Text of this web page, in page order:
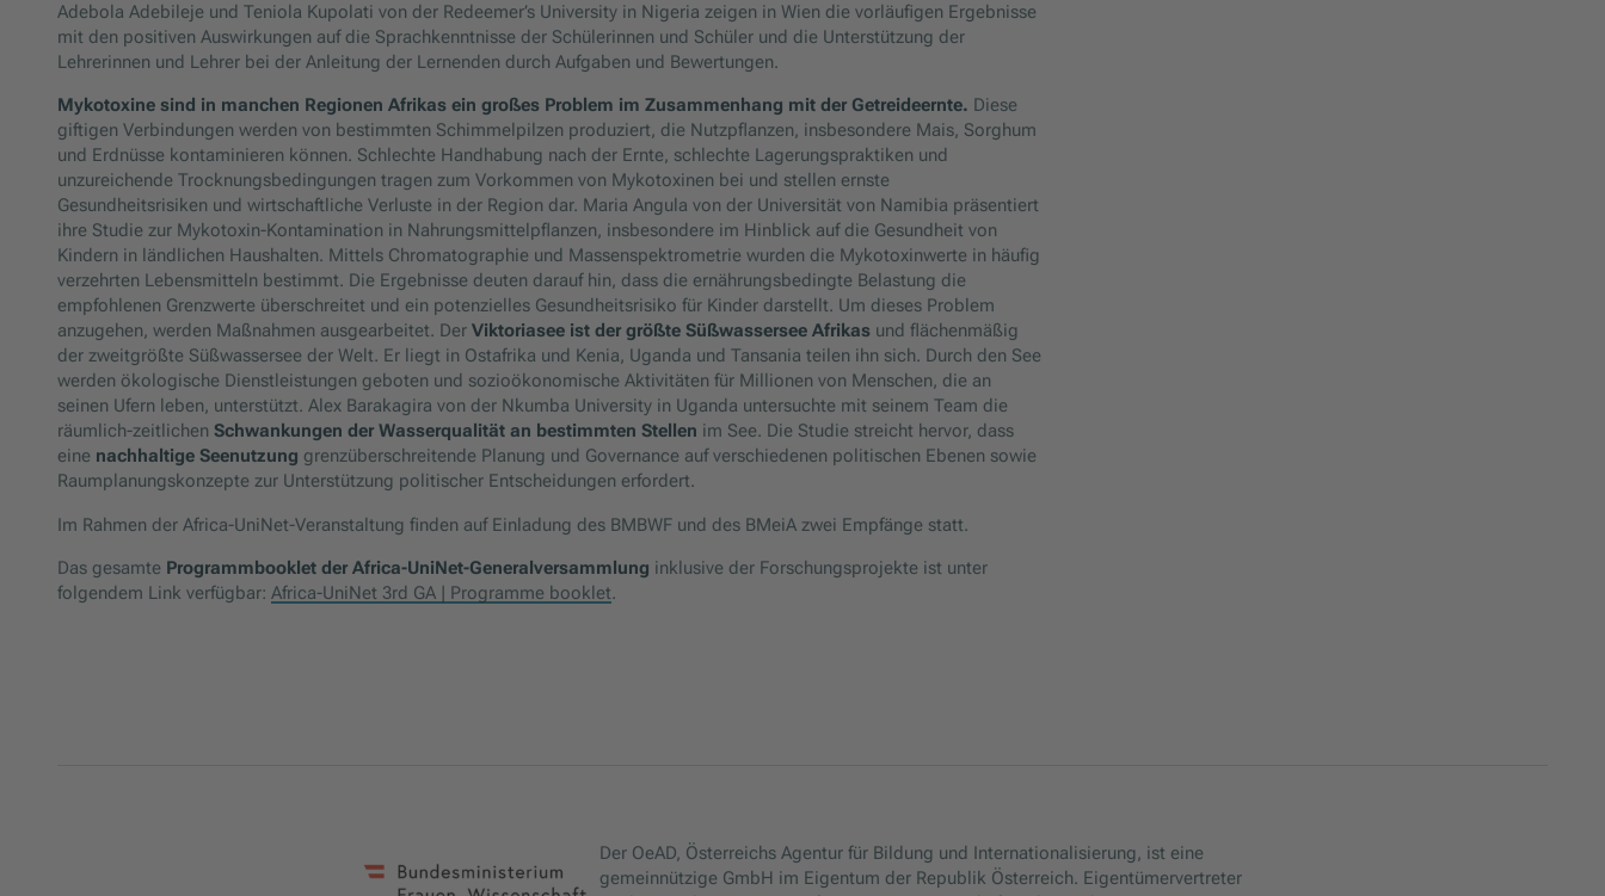
Adebola Adebileje und Teniola Kupolati von der Redeemer’s University in Nigeria zeigen in Wien die vorläufigen Ergebnisse
mit den positiven Auswirkungen auf die Sprachkenntnisse der Schülerinnen und Schüler und die Unterstützung der
Lehrerinnen und Lehrer bei der Anleitung der Lernenden durch Aufgaben und Bewertungen.
Mykotoxine sind in manchen Regionen Afrikas ein großes Problem im Zusammenhang mit der Getreideernte. Diese
giftigen Verbindungen werden von bestimmten Schimmelpilzen produziert, die Nutzpflanzen, insbesondere Mais, Sorghum
und Erdnüsse kontaminieren können. Schlechte Handhabung nach der Ernte, schlechte Lagerungspraktiken und
unzureichende Trocknungsbedingungen tragen zum Vorkommen von Mykotoxinen bei und stellen ernste
Gesundheitsrisiken und wirtschaftliche Verluste in der Region dar. Maria Angula von der Universität von Namibia präsentiert
ihre Studie zur Mykotoxin-Kontamination in Nahrungsmittelpflanzen, insbesondere im Hinblick auf die Gesundheit von
Kindern in ländlichen Haushalten. Mittels Chromatographie und Massenspektrometrie wurden die Mykotoxinwerte in häufig
verzehrten Lebensmitteln bestimmt. Die Ergebnisse deuten darauf hin, dass die ernährungsbedingte Belastung die
empfohlenen Grenzwerte überschreitet und ein potenzielles Gesundheitsrisiko für Kinder darstellt. Um dieses Problem
anzugehen, werden Maßnahmen ausgearbeitet. Der Viktoriasee ist der größte Süßwassersee Afrikas und flächenmäßig
der zweitgrößte Süßwassersee der Welt. Er liegt in Ostafrika und Kenia, Uganda und Tansania teilen ihn sich. Durch den See
werden ökologische Dienstleistungen geboten und sozioökonomische Aktivitäten für Millionen von Menschen, die an
seinen Ufern leben, unterstützt. Alex Barakagira von der Nkumba University in Uganda untersuchte mit seinem Team die
räumlich-zeitlichen Schwankungen der Wasserqualität an bestimmten Stellen im See. Die Studie streicht hervor, dass
eine nachhaltige Seenutzung grenzüberschreitende Planung und Governance auf verschiedenen politischen Ebenen sowie
Raumplanungskonzepte zur Unterstützung politischer Entscheidungen erfordert.
Im Rahmen der Africa-UniNet-Veranstaltung finden auf Einladung des BMBWF und des BMeiA zwei Empfänge statt.
Das gesamte Programmbooklet der Africa-UniNet-Generalversammlung inklusive der Forschungsprojekte ist unter
folgendem Link verfügbar: Africa-UniNet 3rd GA | Programme booklet.
Der OeAD, Österreichs Agentur für Bildung und Internationalisierung, ist eine
gemeinnützige GmbH im Eigentum der Republik Österreich. Eigentümervertreter